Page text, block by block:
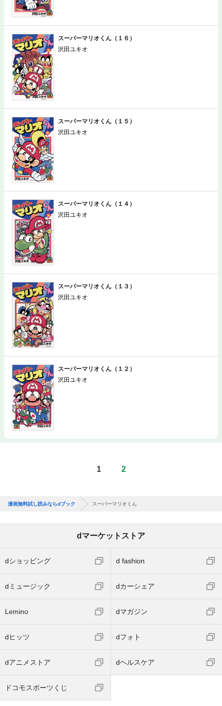
スーパーマリオくん（１６）
沢田ユキオ
スーパーマリオくん（１５）
沢田ユキオ
スーパーマリオくん（１４）
沢田ユキオ
スーパーマリオくん（１３）
沢田ユキオ
スーパーマリオくん（１２）
沢田ユキオ
1 2
漫画無料試し読みならdブック スーパーマリオくん
dマーケットストア
dショッピング d fashion
dミュージック dカーシェア
Lemino dマガジン
dヒッツ dフォト
dアニメストア dヘルスケア
ドコモスポーツくじ